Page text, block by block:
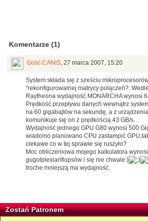
Komentarze (1)
Gość CANIS, 27 marca 2007, 15:20
System składa się z sześciu
"rekonfigurowalnej matrycy połączeń?.
Raytheona wydajność MONARCHA wynosi
Prędkość przepływu danych wewnątrz
na 60 gigabajtów na sekundę, a z
komunikuje się on z prędkością 43 GB/s.
Wydajność jednego GPU G80 wynosi 500
wiadomo planowano CPU zastampić
ciekawe co w tej sprawie się ruszyło?
Moc obliczeniowa mojego kalkulatora wynosi
gugolplexianflopsów i się nie chwale:)
troche mniejszą ma wydajność.
Zostań Patronem